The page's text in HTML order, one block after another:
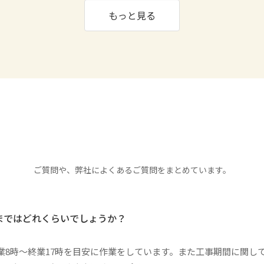
もっと見る
ご質問や、弊社によくあるご質問をまとめています。
はどれくらいでしょうか？
8時〜終業17時を目安に作業をしています。また工事期間に関し